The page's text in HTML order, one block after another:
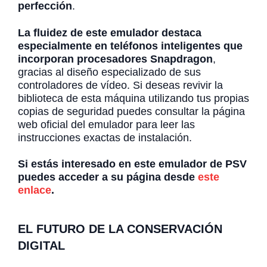
perfección.
La fluidez de este emulador destaca
especialmente en teléfonos inteligentes que
incorporan procesadores Snapdragon,
gracias al diseño especializado de sus
controladores de vídeo. Si deseas revivir la
biblioteca de esta máquina utilizando tus propias
copias de seguridad puedes consultar la página
web oficial del emulador para leer las
instrucciones exactas de instalación.
Si estás interesado en este emulador de PSV
puedes acceder a su página desde este
enlace.
EL FUTURO DE LA CONSERVACIÓN
DIGITAL